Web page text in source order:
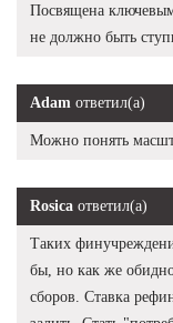
Посвящена
не должно быть
Adam ответил(а)
Можно понять
Rosica ответил(а)
Таких
бы, но как же
сборов. Ставка